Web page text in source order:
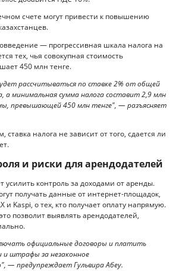
счете могут привести к повышению
— прогрессивная шкала налога на
тех, чья совокупная стоимость
450 млн тенге.
рассчитываться по ставке 2% от общей
минимальная сумма налога составит 2,9 млн
превышающей 450 млн тенге", — разъясняет
ставка налога не зависит от того, сдается ли
и риски для арендодателей
усилить контроль за доходами от аренды.
получать данные от интернет-площадок,
и Kaspi, о тех, кто получает оплату напрямую.
позволит выявлять арендодателей,
официальные договоры и платить
и штрафы за незаконное
— предупреждает Гульвира Абеу.